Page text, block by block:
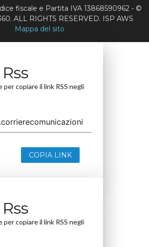
fiscale e Partita IVA 13868590962 - ©
ALL RIGHTS RESERVED. ISP AWS
Mappa del sito
per copiare il link RSS negli
COPIA LINK
per copiare il link RSS negli